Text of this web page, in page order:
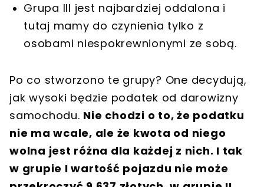
Grupa III jest najbardziej oddalona i
tutaj mamy do czynienia tylko z
osobami niespokrewnionymi ze sobą.
Po co stworzono te grupy? One decydują,
jak wysoki będzie podatek od darowizny
samochodu. Nie chodzi o to, że podatku
nie ma wcale, ale że kwota od niego
wolna jest różna dla każdej z nich. I tak
w grupie I wartość pojazdu nie może